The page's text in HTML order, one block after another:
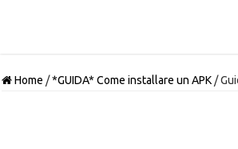
Home /*GUIDA* Come installare un APK /